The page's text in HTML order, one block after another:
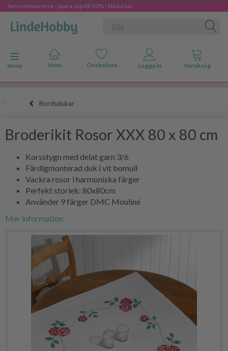
Sensommarsrea - Spara upp till 50% - klicka här
Ändra navigering
meny
Bordsdukar
Broderikit Rosor XXX 80 x 80 cm
Korsstygn med delat garn 3/6
Färdigmonterad duk i vit bomull
Vackra rosor i harmoniska färger
Perfekt storlek: 80x80cm
Använder 9 färger DMC Mouliné
Mer information